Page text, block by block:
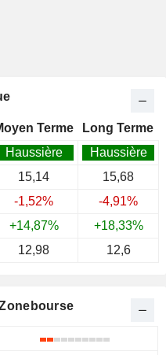
Terme
Long Terme
Haussière
Haussière
15,14
15,68
-1,52%
-4,91%
+14,87%
+18,33%
12,98 12,6